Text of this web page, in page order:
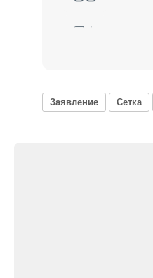
Заявление Сетка